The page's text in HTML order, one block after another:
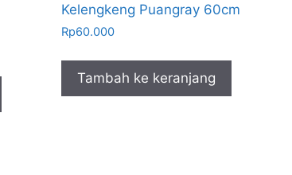
Kelengkeng Puangray 60cm
Rp60.000
Tambah ke keranjang